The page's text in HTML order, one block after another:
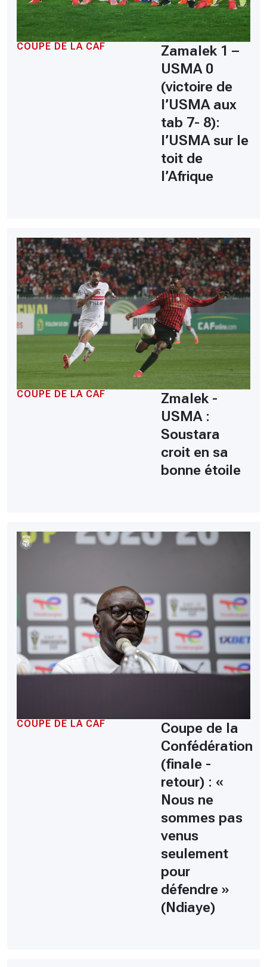
COUPE DE LA CAF
Zamalek 1 –
USMA 0
(victoire de
l’USMA aux
tab 7- 8):
l’USMA sur le
toit de
l’Afrique
COUPE DE LA CAF
Zmalek -
USMA :
Soustara
croit en sa
bonne étoile
COUPE DE LA CAF
Coupe de la
Confédération
(finale -
retour) : «
Nous ne
sommes pas
venus
seulement
pour
défendre »
(Ndiaye)